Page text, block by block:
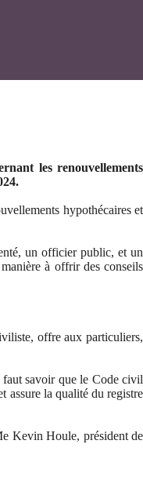
les renouvellements
hypothécaires et
un officier public, et un
à offrir des conseils
offre aux particuliers,
savoir que le Code civil
assure la qualité du registre
Kevin Houle, président de